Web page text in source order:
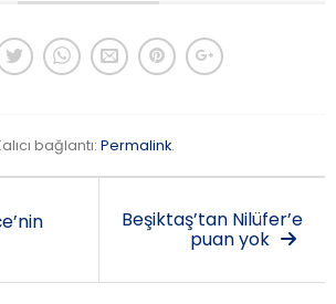
bağlantı: Permalink.
Beşiktaş’tan Nilüfer’e
puan yok